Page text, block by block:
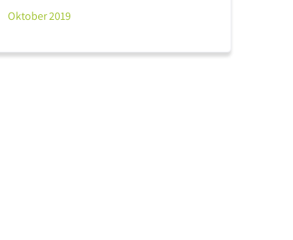
Oktober 2019